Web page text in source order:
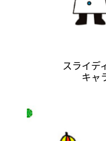
スライデ
キャ